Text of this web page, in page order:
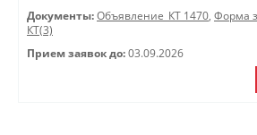
Документы: Объявление_КТ 1470, Форма
КТ(3)
Прием заявок до: 03.09.2026